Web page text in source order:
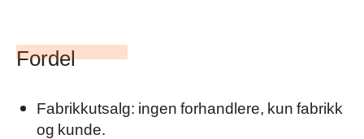
Fordel
Fabrikkutsalg: ingen forhandlere, kun fabrikk
og kunde.